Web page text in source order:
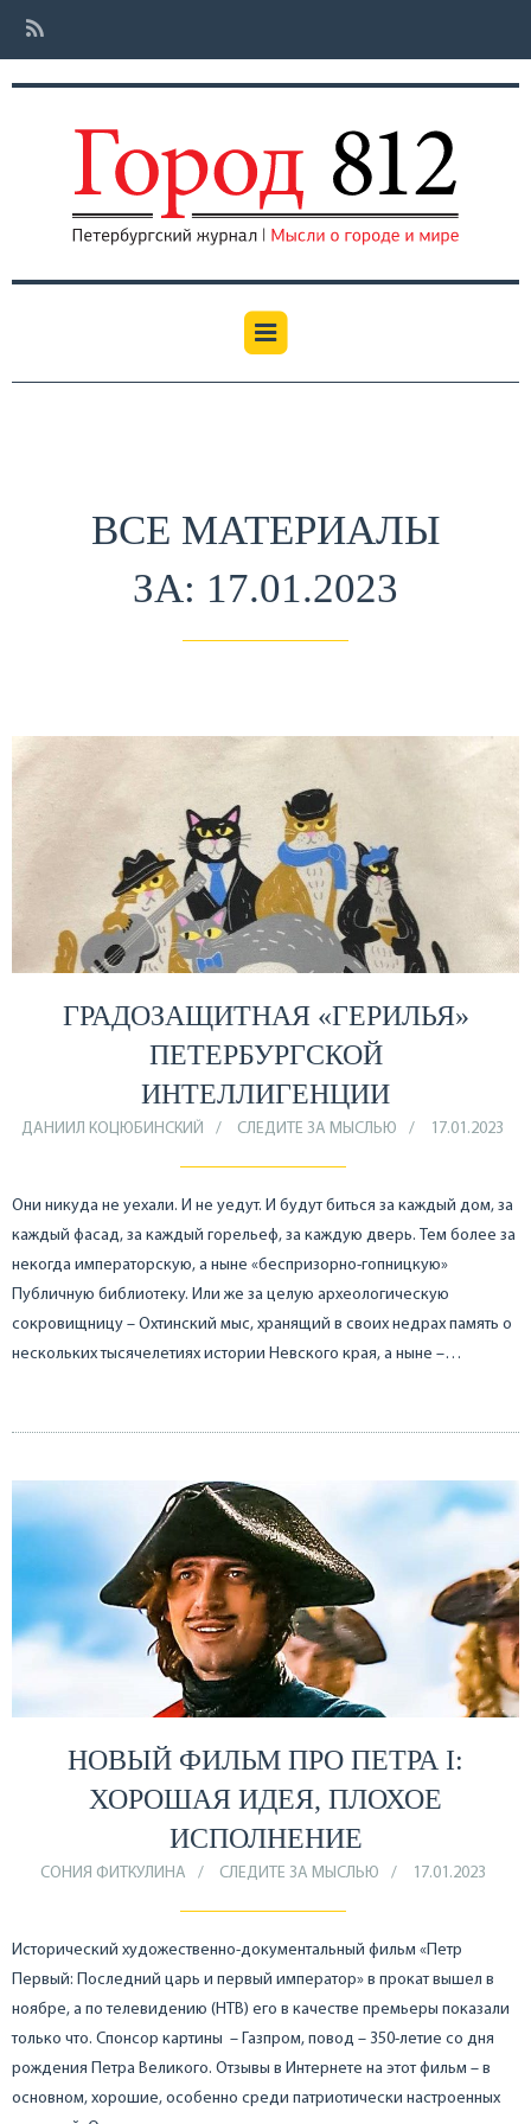
ВСЕ МАТЕРИАЛЫ
ЗА: 17.01.2023
ГРАДОЗАЩИТНАЯ «ГЕРИЛЬЯ»
ПЕТЕРБУРГСКОЙ
ИНТЕЛЛИГЕНЦИИ
ДАНИИЛ КОЦЮБИНСКИЙ СЛЕДИТЕ ЗА МЫСЛЬЮ 17.01.2023
Они никуда не уехали. И не уедут. И будут биться за каждый дом, за
каждый фасад, за каждый горельеф, за каждую дверь. Тем более за
некогда императорскую, а ныне «беспризорно-гопницкую»
Публичную библиотеку. Или же за целую археологическую
сокровищницу – Охтинский мыс, хранящий в своих недрах память о
нескольких тысячелетиях истории Невского края, а ныне –…
НОВЫЙ ФИЛЬМ ПРО ПЕТРА I:
ХОРОШАЯ ИДЕЯ, ПЛОХОЕ
ИСПОЛНЕНИЕ
СОНИЯ ФИТКУЛИНА СЛЕДИТЕ ЗА МЫСЛЬЮ 17.01.2023
Исторический художественно-документальный фильм «Петр
Первый: Последний царь и первый император» в прокат вышел в
ноябре, а по телевидению (НТВ) его в качестве премьеры показали
только что. Спонсор картины – Газпром, повод – 350-летие со дня
рождения Петра Великого. Отзывы в Интернете на этот фильм – в
основном, хорошие, особенно среди патриотически настроенных